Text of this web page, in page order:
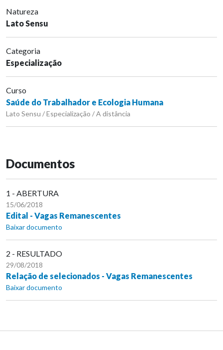
Natureza
Lato Sensu
Categoria
Especialização
Curso
Saúde do Trabalhador e Ecologia Humana
Lato Sensu / Especialização / A distância
Documentos
1 - ABERTURA
15/06/2018
Edital - Vagas Remanescentes
Baixar documento
2 - RESULTADO
29/08/2018
Relação de selecionados - Vagas Remanescentes
Baixar documento